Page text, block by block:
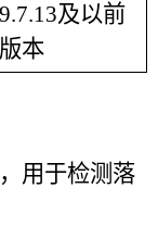
9.7.13及以前
版本
用于检测落